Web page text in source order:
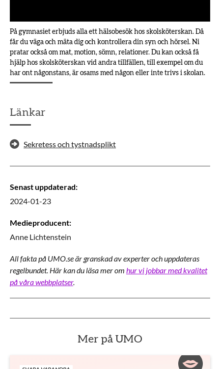
På gymnasiet erbjuds alla ett hälsobesök hos skolsköterskan. Då
får du väga och mäta dig och kontrollera din syn och hörsel. Ni
pratar också om mat, motion, sömn, relationer. Du kan också få
hjälp hos skolsköterskan vid andra tillfällen, till exempel om du
har ont någonstans, är osams med någon eller inte trivs i skolan.
Länkar
Sekretess och tystnadsplikt
Senast uppdaterad:
2024-01-23
Medieproducent:
Anne Lichtenstein
All fakta på UMO.se är granskad av experter och uppdateras
regelbundet. Här kan du läsa mer om hur vi jobbar med kvalitet
på våra webbplatser.
Mer på UMO